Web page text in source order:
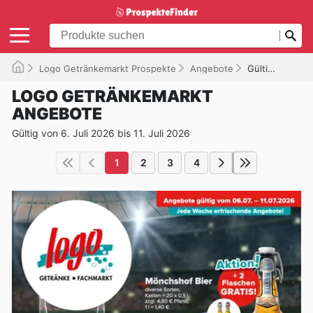
Logo Getränkemarkt Prospekte Angebote Gültig bis 11.07.2026
LOGO GETRÄNKEMARKT
ANGEBOTE
Gültig von 6. Juli 2026 bis 11. Juli 2026
1 2 3 4